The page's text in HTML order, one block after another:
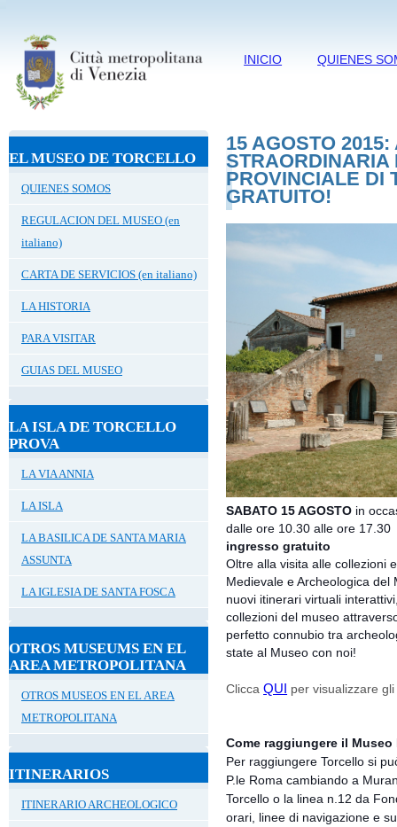
INICIO QUIENES
EL MUSEO DE TORCELLO
QUIENES SOMOS
REGULACION DEL MUSEO (en
italiano)
CARTA DE SERVICIOS (en italiano)
LA HISTORIA
PARA VISITAR
GUIAS DEL MUSEO
LA ISLA DE TORCELLO
PROVA
LA VIA ANNIA
LA ISLA
LA BASILICA DE SANTA MARIA
ASSUNTA
LA IGLESIA DE SANTA FOSCA
OTROS MUSEUMS EN EL
AREA METROPOLITANA
OTROS MUSEOS EN EL AREA
METROPOLITANA
ITINERARIOS
ITINERARIO ARCHEOLOGICO
15 AGOSTO
STRAORDINARIA
PROVINCIALE DI
GRATUITO!
SABATO 15 AGOSTO in
dalle ore 10.30 alle ore
ingresso gratuito
Oltre alla visita alle collezioni
Medievale e Archeologica
nuovi itinerari virtuali
collezioni del museo
perfetto connubio tra
state al Museo con noi!
CliccaQUI per visualizzare
Come raggiungere il
Per raggiungere Torcello si
P.le Roma cambiando a
Torcello o la linea n.12 da
orari, linee di navigazione e